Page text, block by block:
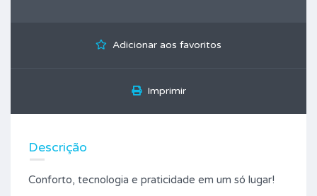
Adicionar aos favoritos
Imprimir
Descrição
Conforto, tecnologia e praticidade em um só lugar!